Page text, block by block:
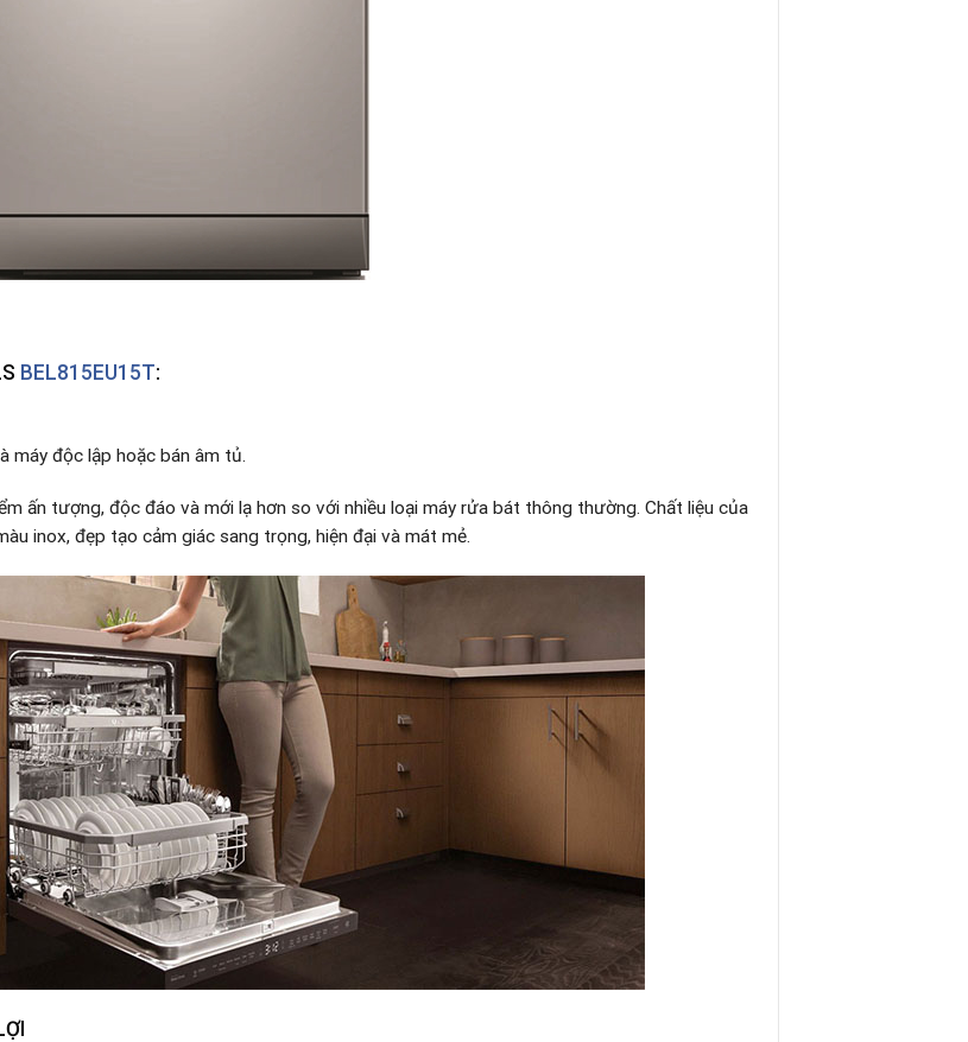
BEL815EU15T:
máy độc lập hoặc bán âm tủ.
ấn tượng, độc đáo và mới lạ hơn so với nhiều loại máy rửa bát thông thường. Chất liệu của
inox, đẹp tạo cảm giác sang trọng, hiện đại và mát mẻ.